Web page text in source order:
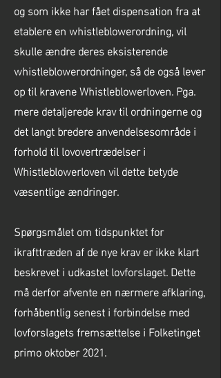
og som ikke har fået dispensation fra at
etablere en whistleblowerordning, vil
skulle ændre deres eksisterende
whistleblowerordninger, så de også lever
op til kravene Whistleblowerloven. Pga.
mere detaljerede krav til ordningerne og
det langt bredere anvendelsesområde i
forhold til lovovertrædelser i
Whistleblowerloven vil dette betyde
væsentlige ændringer.
Spørgsmålet om tidspunktet for
ikrafttræden af de nye krav er ikke klart
beskrevet i udkastet lovforslaget. Dette
må derfor afvente en nærmere afklaring,
forhåbentlig senest i forbindelse med
lovforslagets fremsættelse i Folketinget
primo oktober 2021.